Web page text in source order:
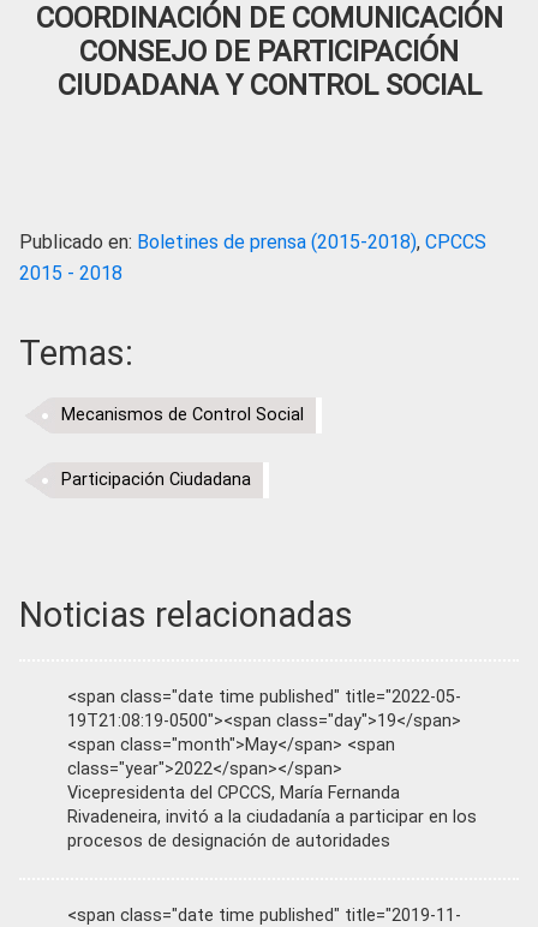
COORDINACIÓN DE COMUNICACIÓN
CONSEJO DE PARTICIPACIÓN
CIUDADANA Y CONTROL SOCIAL
Publicado en: Boletines de prensa (2015-2018), CPCCS
2015 - 2018
Temas:
Mecanismos de Control Social
Participación Ciudadana
Noticias relacionadas
<span class="date time published" title="2022-05-
19T21:08:19-0500"><span class="day">19</span>
<span class="month">May</span> <span
class="year">2022</span></span>
Vicepresidenta del CPCCS, María Fernanda
Rivadeneira, invitó a la ciudadanía a participar en los
procesos de designación de autoridades
<span class="date time published" title="2019-11-